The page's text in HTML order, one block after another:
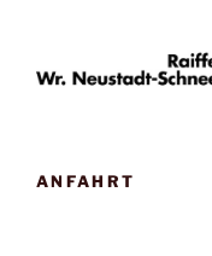
ANFAHRT